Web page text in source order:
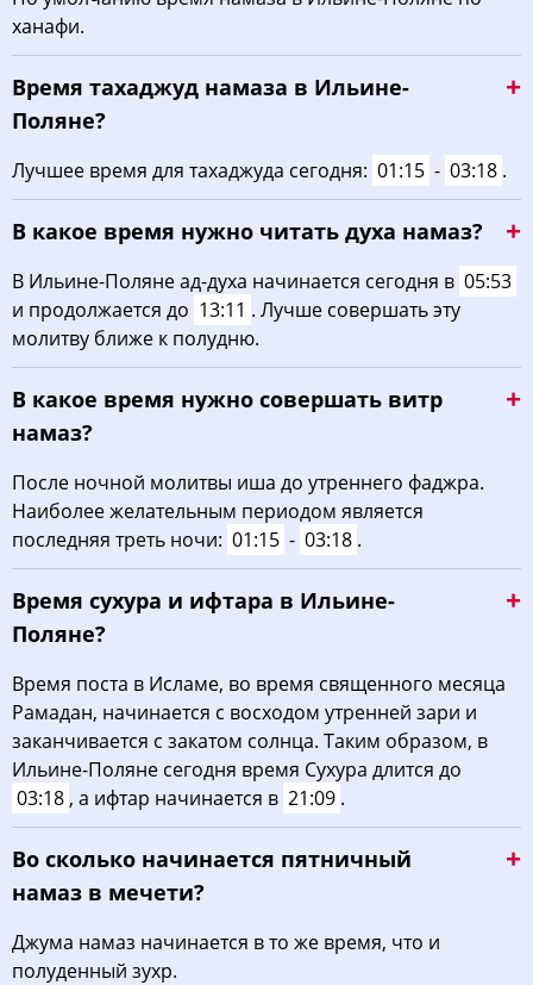
22, Сб
23, Вс 03:52 06:04 13:18 17:12 20:31 22:31
20:28 22:28
25, Вт 03:59 06:08 13:17 17:09 20:26 22:24
27, Чт 04:05 06:12 13:17 17:06 20:21
28, Пт 04:08 06:14 13:17 17:05 20:18 22:14
04:11 06:16 17:03 20:16
04:13 06:17 13:16 17:02 20:13 22:07
04:16 06:19 13:16 17:00 20:11
ханафи.
Время тахаджуд намаза в Ильине-
Поляне?
Лучшее время для тахаджуда сегодня: 01:15 - 03:18 .
В какое время нужно читать духа намаз?
В Ильине-Поляне ад-духа начинается сегодня в 05:53
и продолжается до 13:11 . Лучше совершать эту
молитву ближе к полудню.
В какое время нужно совершать витр
намаз?
После ночной молитвы иша до утреннего фаджра.
Наиболее желательным периодом является
последняя треть ночи: 01:15 - 03:18 .
Время сухура и ифтара в Ильине-
Поляне?
Время поста в Исламе, во время священного месяца
Рамадан, начинается с восходом утренней зари и
заканчивается с закатом солнца. Таким образом, в
Ильине-Поляне сегодня время Сухура длится до
03:18 , а ифтар начинается в 21:09 .
Во сколько начинается пятничный
намаз в мечети?
Джума намаз начинается в то же время, что и
полуденный зухр.